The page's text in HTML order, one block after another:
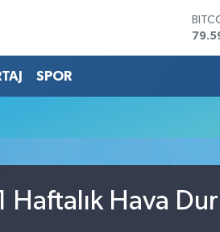
SPOR
Haftalık Hava